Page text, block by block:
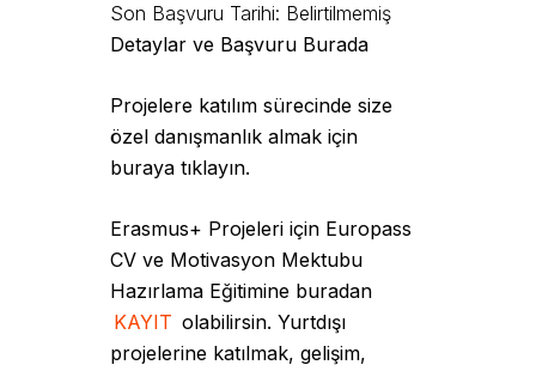
Son Başvuru Tarihi: Belirtilmemiş
Detaylar ve Başvuru Burada
Projelere katılım sürecinde size
özel danışmanlık almak için
buraya tıklayın.
Erasmus+ Projeleri için Europass
CV ve Motivasyon Mektubu
Hazırlama Eğitimine buradan
KAYIT olabilirsin. Yurtdışı
projelerine katılmak, gelişim,